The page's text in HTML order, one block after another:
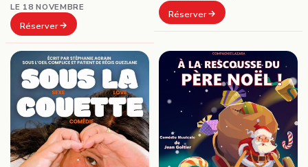
LE 18 NOVEMBRE
Réserver
Réserver